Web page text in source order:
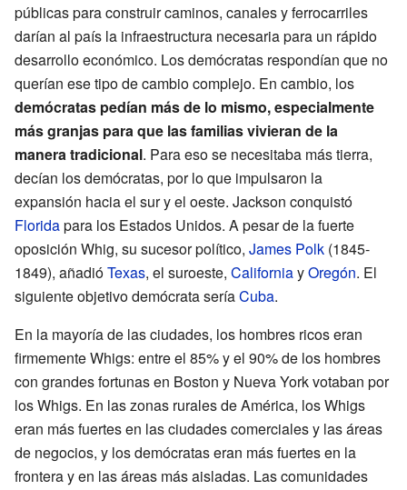
públicas para construir caminos, canales y ferrocarriles
darían al país la infraestructura necesaria para un rápido
desarrollo económico. Los demócratas respondían que no
querían ese tipo de cambio complejo. En cambio, los
demócratas pedían más de lo mismo, especialmente
más granjas para que las familias vivieran de la
manera tradicional. Para eso se necesitaba más tierra,
decían los demócratas, por lo que impulsaron la
expansión hacia el sur y el oeste. Jackson conquistó
Floridapara los Estados Unidos. A pesar de la fuerte
oposición Whig, su sucesor político, James Polk (1845-
1849), añadióTexas, el suroeste, CaliforniayOregón. El
siguiente objetivo demócrata seríaCuba.
En la mayoría de las ciudades, los hombres ricos eran
firmemente Whigs: entre el 85% y el 90% de los hombres
con grandes fortunas en Boston y Nueva York votaban por
los Whigs. En las zonas rurales de América, los Whigs
eran más fuertes en las ciudades comerciales y las áreas
de negocios, y los demócratas eran más fuertes en la
frontera y en las áreas más aisladas. Las comunidades